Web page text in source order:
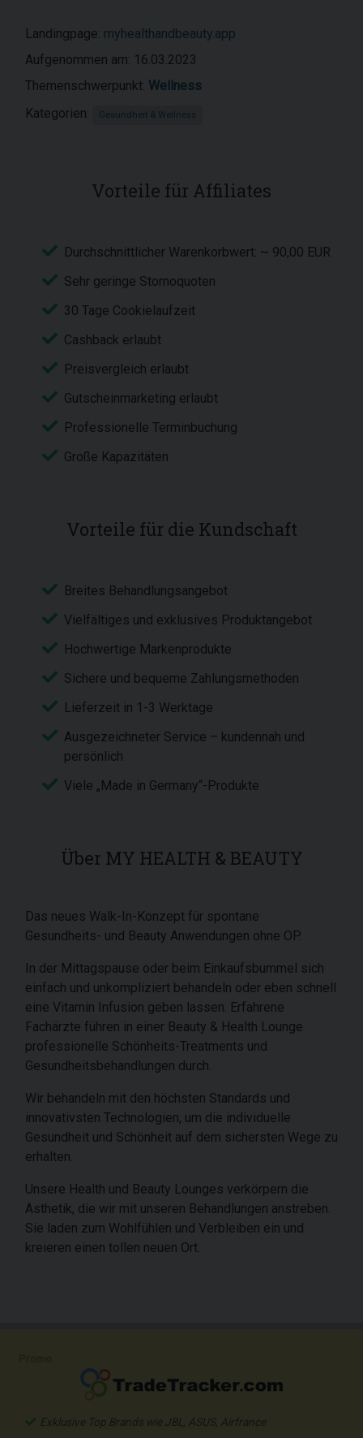
Landingpage: myhealthandbeauty.app
Aufgenommen am: 16.03.2023
Themenschwerpunkt: Wellness
Kategorien:
Gesundheit & Wellness
Vorteile für Affiliates
Durchschnittlicher Warenkorbwert: ~ 90,00 EUR
Sehr geringe Stornoquoten
30 Tage Cookielaufzeit
Cashback erlaubt
Preisvergleich erlaubt
Gutscheinmarketing erlaubt
Professionelle Terminbuchung
Große Kapazitäten
Vorteile für die Kundschaft
Breites Behandlungsangebot
Vielfältiges und exklusives Produktangebot
Hochwertige Markenprodukte
Sichere und bequeme Zahlungsmethoden
Lieferzeit in 1-3 Werktage
Ausgezeichneter Service – kundennah und
persönlich
Viele „Made in Germany“-Produkte
Über MY HEALTH & BEAUTY
Das neues Walk-In-Konzept für spontane
Gesundheits- und Beauty Anwendungen ohne OP.
In der Mittagspause oder beim Einkaufsbummel sich
einfach und unkompliziert behandeln oder eben schnell
eine Vitamin Infusion geben lassen. Erfahrene
Fachärzte führen in einer Beauty & Health Lounge
professionelle Schönheits-Treatments und
Gesundheitsbehandlungen durch.
Wir behandeln mit den höchsten Standards und
innovativsten Technologien, um die individuelle
Gesundheit und Schönheit auf dem sichersten Wege zu
erhalten.
Unsere Health und Beauty Lounges verkörpern die
Ästhetik, die wir mit unseren Behandlungen anstreben.
Sie laden zum Wohlfühlen und Verbleiben ein und
kreieren einen tollen neuen Ort.
Exklusive Top Brands wie JBL, ASUS, Airfrance